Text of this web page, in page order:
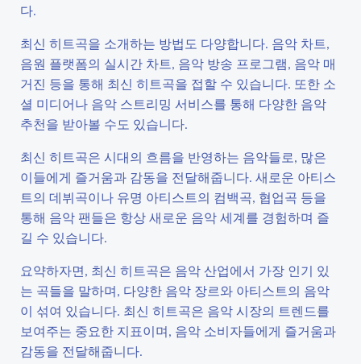
다.
최신 히트곡을 소개하는 방법도 다양합니다. 음악 차트,
음원 플랫폼의 실시간 차트, 음악 방송 프로그램, 음악 매
거진 등을 통해 최신 히트곡을 접할 수 있습니다. 또한 소
셜 미디어나 음악 스트리밍 서비스를 통해 다양한 음악
추천을 받아볼 수도 있습니다.
최신 히트곡은 시대의 흐름을 반영하는 음악들로, 많은
이들에게 즐거움과 감동을 전달해줍니다. 새로운 아티스
트의 데뷔곡이나 유명 아티스트의 컴백곡, 협업곡 등을
통해 음악 팬들은 항상 새로운 음악 세계를 경험하며 즐
길 수 있습니다.
요약하자면, 최신 히트곡은 음악 산업에서 가장 인기 있
는 곡들을 말하며, 다양한 음악 장르와 아티스트의 음악
이 섞여 있습니다. 최신 히트곡은 음악 시장의 트렌드를
보여주는 중요한 지표이며, 음악 소비자들에게 즐거움과
감동을 전달해줍니다.